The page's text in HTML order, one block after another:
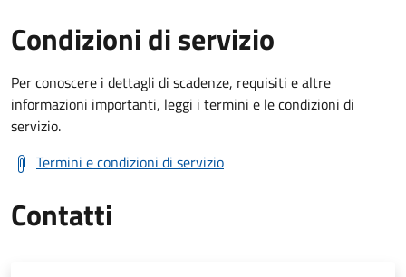
Condizioni di servizio
Per conoscere i dettagli di scadenze, requisiti e altre
informazioni importanti, leggi i termini e le condizioni di
servizio.
Termini e condizioni di servizio
Contatti